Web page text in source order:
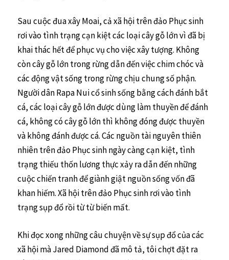
Sau cuộc đua xây Moai, cả xã hội trên đảo Phục sinh
rơi vào tình trạng cạn kiệt các loại cây gỗ lớn vì đã bị
khai thác hết để phục vụ cho việc xây tượng. Không
còn cây gỗ lớn trong rừng dẫn đến việc chim chóc và
các động vật sống trong rừng chịu chung số phận.
Người dân Rapa Nui cổ sinh sống bằng cách đánh bắt
cá, các loại cây gỗ lớn được dùng làm thuyền để đánh
cá, không có cây gỗ lớn thì không đóng được thuyền
và không đánh được cá. Các nguồn tài nguyên thiên
nhiên trên đảo Phục sinh ngày càng cạn kiệt, tình
trạng thiếu thốn lương thực xảy ra dẫn đến những
cuộc chiến tranh để giành giật nguồn sống vốn đã
khan hiếm. Xã hội trên đảo Phục sinh rơi vào tình
trạng sụp đổ rồi từ từ biến mất.
Khi đọc xong những câu chuyện về sự sụp đổ của các
xã hội mà Jared Diamond đã mô tả, tôi chợt đặt ra